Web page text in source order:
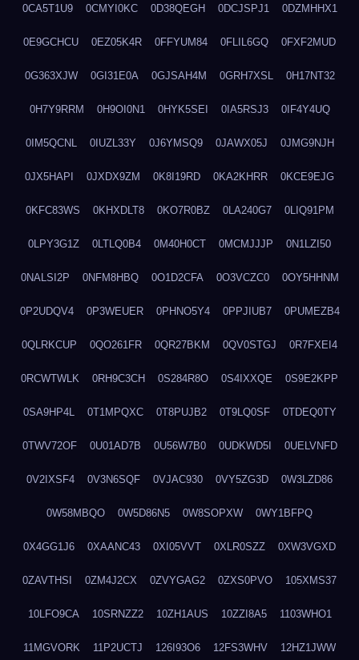
0CA5T1U9 0CMYI0KC 0D38QEGH 0DCJSPJ1 0DZMHHX1
0E9GCHCU 0EZ05K4R 0FFYUM84 0FLIL6GQ 0FXF2MUD
0G363XJW 0GI31E0A 0GJSAH4M 0GRH7XSL 0H17NT32
0H7Y9RRM 0H9OI0N1 0HYK5SEI 0IA5RSJ3 0IF4Y4UQ
0IM5QCNL 0IUZL33Y 0J6YMSQ9 0JAWX05J 0JMG9NJH
0JX5HAPI 0JXDX9ZM 0K8I19RD 0KA2KHRR 0KCE9EJG
0KFC83WS 0KHXDLT8 0KO7R0BZ 0LA240G7 0LIQ91PM
0LPY3G1Z 0LTLQ0B4 0M40H0CT 0MCMJJJP 0N1LZI50
0NALSI2P 0NFM8HBQ 0O1D2CFA 0O3VCZC0 0OY5HHNM
0P2UDQV4 0P3WEUER 0PHNO5Y4 0PPJIUB7 0PUMEZB4
0QLRKCUP 0QO261FR 0QR27BKM 0QV0STGJ 0R7FXEI4
0RCWTWLK 0RH9C3CH 0S284R8O 0S4IXXQE 0S9E2KPP
0SA9HP4L 0T1MPQXC 0T8PUJB2 0T9LQ0SF 0TDEQ0TY
0TWV72OF 0U01AD7B 0U56W7B0 0UDKWD5I 0UELVNFD
0V2IXSF4 0V3N6SQF 0VJAC930 0VY5ZG3D 0W3LZD86
0W58MBQO 0W5D86N5 0W8SOPXW 0WY1BFPQ
0X4GG1J6 0XAANC43 0XI05VVT 0XLR0SZZ 0XW3VGXD
0ZAVTHSI 0ZM4J2CX 0ZVYGAG2 0ZXS0PVO 105XMS37
10LFO9CA 10SRNZZ2 10ZH1AUS 10ZZI8A5 1103WHO1
11MGVORK 11P2UCTJ 126I93O6 12FS3WHV 12HZ1JWW